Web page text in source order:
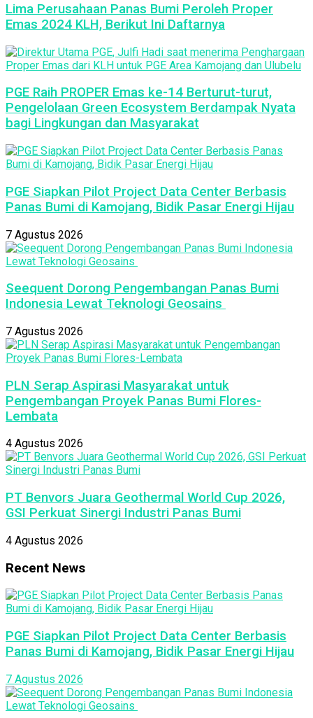
Lima Perusahaan Panas Bumi Peroleh Proper
Emas 2024 KLH, Berikut Ini Daftarnya
PGE Raih PROPER Emas ke-14 Berturut-turut,
Pengelolaan Green Ecosystem Berdampak Nyata
bagi Lingkungan dan Masyarakat
PGE Siapkan Pilot Project Data Center Berbasis
Panas Bumi di Kamojang, Bidik Pasar Energi Hijau
7 Agustus 2026
Seequent Dorong Pengembangan Panas Bumi
Indonesia Lewat Teknologi Geosains
7 Agustus 2026
PLN Serap Aspirasi Masyarakat untuk
Pengembangan Proyek Panas Bumi Flores-
Lembata
4 Agustus 2026
PT Benvors Juara Geothermal World Cup 2026,
GSI Perkuat Sinergi Industri Panas Bumi
4 Agustus 2026
Recent News
PGE Siapkan Pilot Project Data Center Berbasis
Panas Bumi di Kamojang, Bidik Pasar Energi Hijau
7 Agustus 2026